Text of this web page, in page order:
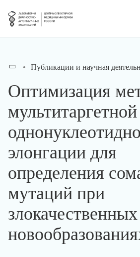
Публикации и научная
Оптимизация
мультитаргетной
элонгации для
определения
мутаций при
злокачественных